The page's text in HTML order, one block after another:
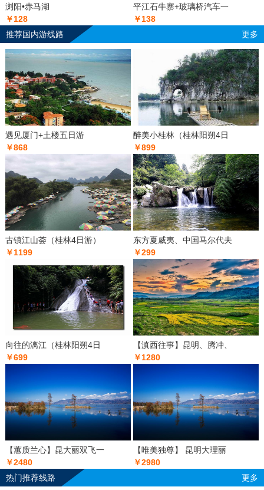
浏阳•赤马湖
￥128
平江石牛寨+玻璃桥汽车一
￥138
推荐国内游线路
更多
遇见厦门+土楼五日游
￥868
醉美小桂林（桂林阳朔4日
￥899
古镇江山荟（桂林4日游）
￥1199
东方夏威夷、中国马尔代夫
￥299
向往的漓江（桂林阳朔4日
￥699
【滇西往事】昆明、腾冲、
￥1280
【蕙质兰心】昆大丽双飞一
￥2480
【唯美独尊】 昆明大理丽
￥2980
热门推荐线路
更多